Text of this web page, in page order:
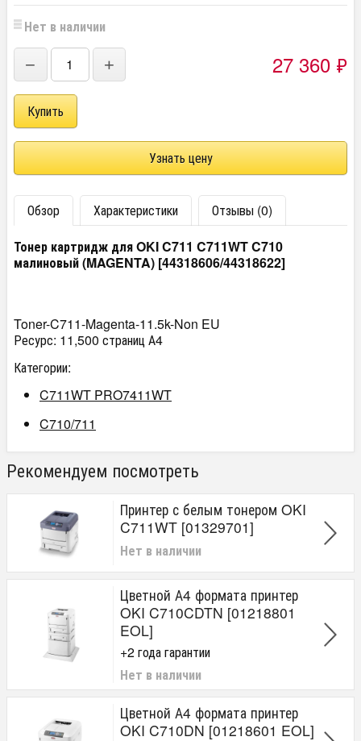
Нет в наличии
− + 27 360 ₽
Узнать цену
Обзор Характеристики
Отзывы (0)
Тонер картридж для OKI C711 C711WT C710
малиновый (MAGENTA) [44318606/44318622]
Toner-C711-Magenta-11.5k-Non EU
Ресурс: 11,500 страниц А4
Категории:
C711WT PRO7411WT
C710/711
Рекомендуем посмотреть
Принтер с белым тонером OKI
C711WT [01329701]
Нет в наличии
Цветной А4 формата принтер
OKI C710CDTN [01218801
EOL]
+2 года гарантии
Нет в наличии
Цветной А4 формата принтер
OKI C710DN [01218601 EOL]